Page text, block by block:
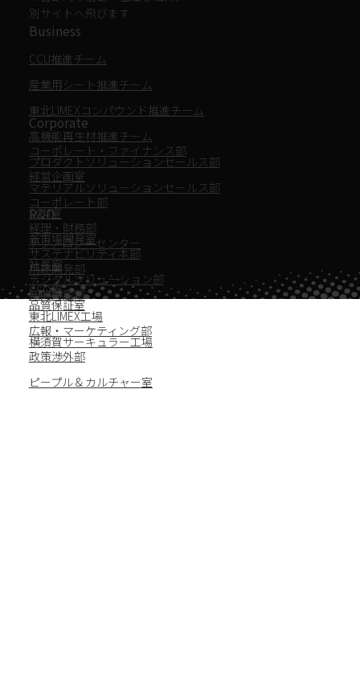
別サイトへ飛びます
Business
CCU推進チーム
産業用シート推進チーム
東北LIMEXコンパウンド推進チーム
高機能再生材推進チーム
プロダクトソリューションセールス部
マテリアルソリューションセールス部
SCM室
新市場開発室
社長室
CSO室
東北LIMEX工場
横須賀サーキュラー工場
Corporate
コーポレート・ファイナンス部
経営企画室
コーポレート部
経理・財務部
サステナビリティ本部
デジタルソリューション部
品質保証室
広報・マーケティング部
政策渉外部
ピープル & カルチャー室
R&D
テクノロジーセンター
用途開発部
知的財産部